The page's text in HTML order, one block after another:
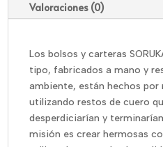
Valoraciones (0)
Los bolsos y carteras
tipo, fabricados a mano y
ambiente, están hechos por
utilizando restos de cuero
desperdiciarían y
misión es crear hermosas